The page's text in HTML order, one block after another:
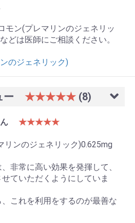
モン(プレマリンのジェネリッ
どは医師にご相談ください。
のジェネリック)
ー ★★★★★ (8)
★★★★★
リンのジェネリック)0.625mg
非常に高い効果を発揮して、
ていただくようにしていま
これを利用をするのが最善な